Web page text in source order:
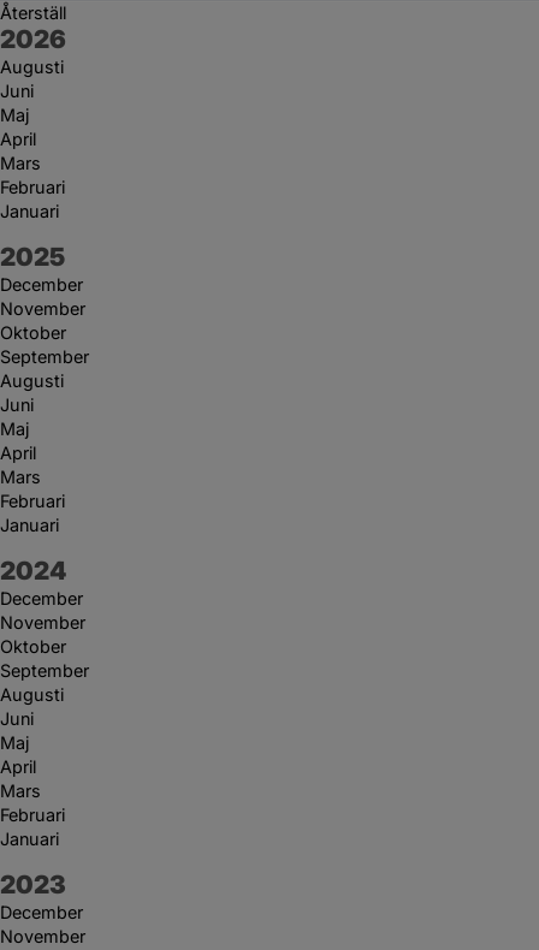
Återställ
År:
2026
Augusti
Juni
Maj
April
Mars
Februari
Januari
År:
2025
December
November
Oktober
September
Augusti
Juni
Maj
April
Mars
Februari
Januari
År:
2024
December
November
Oktober
September
Augusti
Juni
Maj
April
Mars
Februari
Januari
År:
2023
December
November